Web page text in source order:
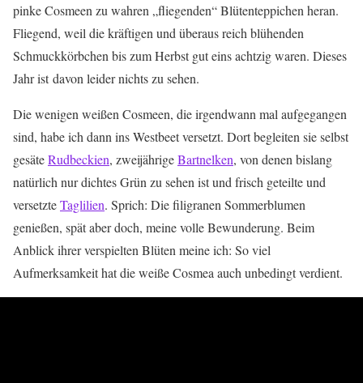
pinke Cosmeen zu wahren „fliegenden“ Blütenteppichen heran.
Fliegend, weil die kräftigen und überaus reich blühenden
Schmuckkörbchen bis zum Herbst gut eins achtzig waren. Dieses
Jahr ist davon leider nichts zu sehen.
Die wenigen weißen Cosmeen, die irgendwann mal aufgegangen
sind, habe ich dann ins Westbeet versetzt. Dort begleiten sie selbst
gesäteRudbeckien, zweijährigeBartnelken, von denen bislang
natürlich nur dichtes Grün zu sehen ist und frisch geteilte und
versetzteTaglilien. Sprich: Die filigranen Sommerblumen
genießen, spät aber doch, meine volle Bewunderung. Beim
Anblick ihrer verspielten Blüten meine ich: So viel
Aufmerksamkeit hat die weiße Cosmea auch unbedingt verdient.